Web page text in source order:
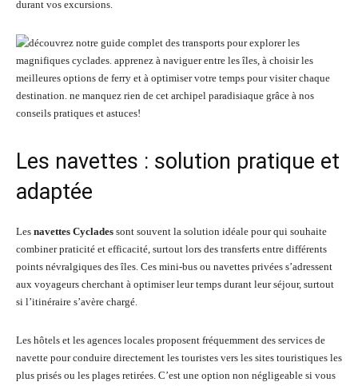
durant vos excursions.
Les navettes : solution pratique et
adaptée
Les navettes Cyclades sont souvent la solution idéale pour qui souhaite
combiner praticité et efficacité, surtout lors des transferts entre différents
points névralgiques des îles. Ces mini-bus ou navettes privées s’adressent
aux voyageurs cherchant à optimiser leur temps durant leur séjour, surtout
si l’itinéraire s’avère chargé.
Les hôtels et les agences locales proposent fréquemment des services de
navette pour conduire directement les touristes vers les sites touristiques les
plus prisés ou les plages retirées. C’est une option non négligeable si vous